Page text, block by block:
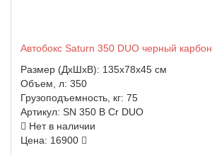
Автобокс Saturn 350 DUO черный карбон
Размер (ДхШхВ): 135x78x45 см
Объем, л: 350
Грузоподъемность, кг: 75
Артикул: SN 350 B Cr DUO
Нет в наличии
Цена: 16900